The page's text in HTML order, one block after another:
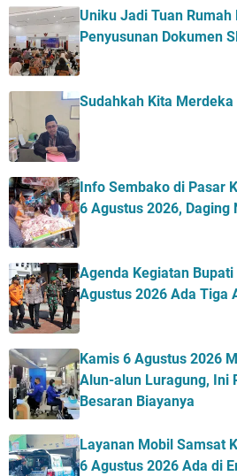
Uniku Jadi Tuan
Penyusunan Dokumen
Sudahkah Kita
Info Sembako di Pasar
6 Agustus 2026, Daging
Agenda Kegiatan
Agustus 2026 Ada Tiga
Kamis 6 Agustus 2026
Alun-alun Luragung, Ini
Besaran Biayanya
Layanan Mobil Samsat
6 Agustus 2026 Ada di